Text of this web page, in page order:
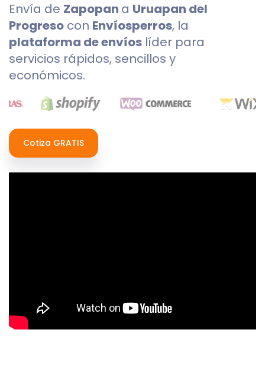
Envía de Zapopan a Uruapan del
Progreso con Envíosperros, la
plataforma de envíos líder para
servicios rápidos, sencillos y
económicos.
Cotiza GRATIS